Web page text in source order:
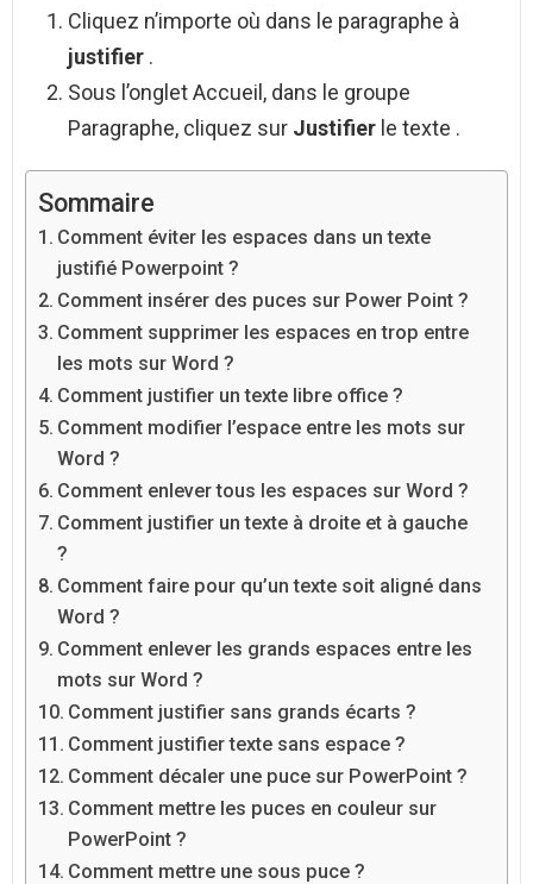
Cliquez n’importe où dans le paragraphe à
justifier .
Sous l’onglet Accueil, dans le groupe
Paragraphe, cliquez sur Justifier le texte .
Sommaire
Comment éviter les espaces dans un texte
justifié Powerpoint ?
Comment insérer des puces sur Power Point ?
Comment supprimer les espaces en trop entre
les mots sur Word ?
Comment justifier un texte libre office ?
Comment modifier l’espace entre les mots sur
Word ?
Comment enlever tous les espaces sur Word ?
Comment justifier un texte à droite et à gauche
?
Comment faire pour qu’un texte soit aligné dans
Word ?
Comment enlever les grands espaces entre les
mots sur Word ?
Comment justifier sans grands écarts ?
Comment justifier texte sans espace ?
Comment décaler une puce sur PowerPoint ?
Comment mettre les puces en couleur sur
PowerPoint ?
Comment mettre une sous puce ?